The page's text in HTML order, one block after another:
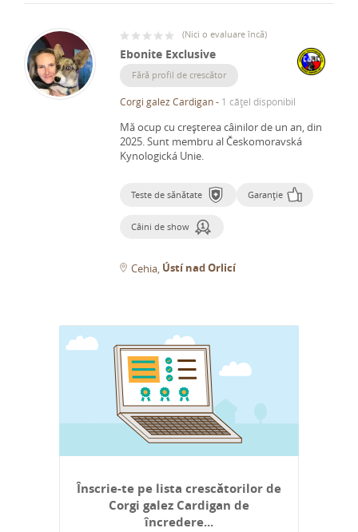
(Nici o evaluare încă)
Ebonite Exclusive
Fără profil de crescător
Corgi galez Cardigan- 1 cățel disponibil
Mă ocup cu creșterea câinilor de un an, din
2025.Sunt membru al Českomoravská
Kynologická Unie.
Teste de sănătate Garanție
Câini de show
Cehia Ústí nad Orlicí
Înscrie-te pe lista crescătorilor de
Corgi galez Cardigan de
încredere...